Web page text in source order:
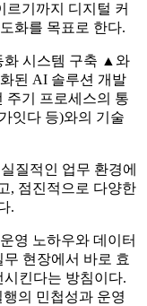
르기까지 디지털 커
화를 목표로 한다.
화 시스템 구축 ▲와
된 AI 솔루션 개발
기 프로세스의 통
잇다 등)와의 기술
질적인 업무 환경에
, 점진적으로 다양한
.
영 노하우와 데이터
현장에서 바로 효
킨다는 방침이다.
의 민첩성과 운영